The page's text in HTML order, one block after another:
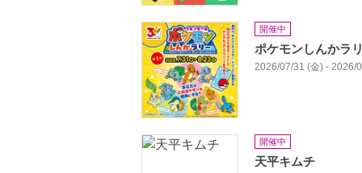
開催中
ポケモンしんかラ
2026/07/31 (金) - 2026/
開催中
天平キムチ